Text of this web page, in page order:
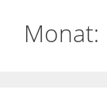
Monat: